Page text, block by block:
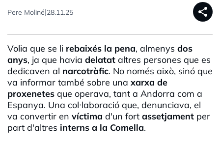
Pere Moliné|28.11.25 share
Volia que se li rebaixés la pena, almenys dos
anys, ja que havia delatat altres persones que es
dedicaven al narcotràfic. No només això, sinó que
va informar també sobre una xarxa de
proxenetes que operava, tant a Andorra com a
Espanya. Una col·laboració que, denunciava, el
va convertir en víctima d'un fort assetjament per
part d'altres interns a la Comella.